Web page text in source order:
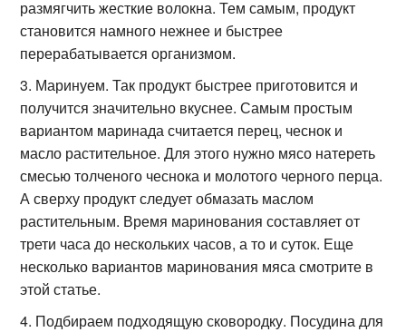
размягчить жесткие волокна. Тем самым, продукт
становится намного нежнее и быстрее
перерабатывается организмом.
Маринуем. Так продукт быстрее приготовится и
получится значительно вкуснее. Самым простым
вариантом маринада считается перец, чеснок и
масло растительное. Для этого нужно мясо натереть
смесью толченого чеснока и молотого черного перца.
А сверху продукт следует обмазать маслом
растительным. Время маринования составляет от
трети часа до нескольких часов, а то и суток. Еще
несколько вариантов маринования мяса смотрите в
этой статье.
Подбираем подходящую сковородку. Посудина для